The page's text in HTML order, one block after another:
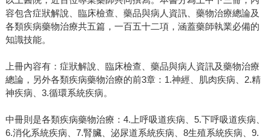
容包含症狀解說、臨床檢查、藥品與病人資訊、藥物治療總論及
各類疾病藥物治療共五篇，一百五十二項，涵蓋藥師執業必備的
知識技能。
上冊內容有：症狀解說、臨床檢查、藥品與病人資訊及藥物治療
總論，另外各類疾病藥物治療的前3章：1.神經、肌肉疾病、2.精
神疾病、3.循環系統疾病。
中冊則是各類疾病藥物治療：4.上呼吸道疾病、5.下呼吸道疾病、
6.消化系統疾病、7.腎臟、泌尿道系統疾病、8生殖系統疾病、9.